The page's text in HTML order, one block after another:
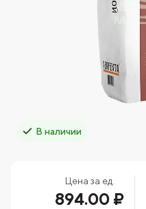
В наличии
Цена за ед.
894.00 ₽